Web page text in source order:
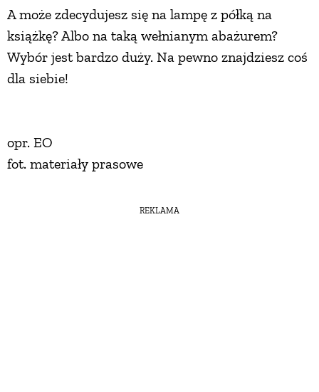
A może zdecydujesz się na lampę z półką na
książkę? Albo na taką wełnianym abażurem?
Wybór jest bardzo duży. Na pewno znajdziesz coś
dla siebie!
opr. EO
fot. materiały prasowe
REKLAMA